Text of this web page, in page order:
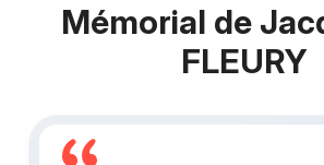
Mémorial de
FLEURY